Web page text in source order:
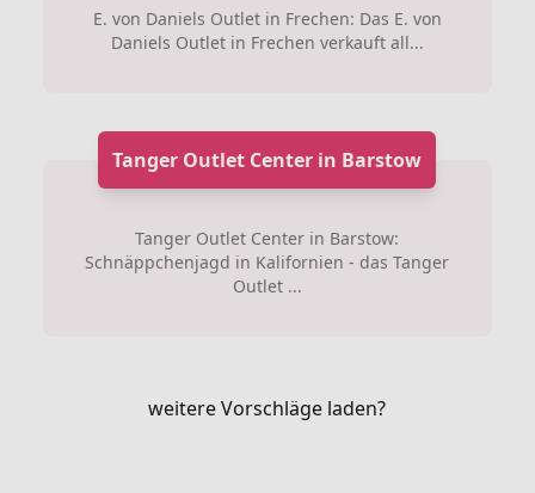
E. von Daniels Outlet in Frechen: Das E. von
Daniels Outlet in Frechen verkauft all...
Tanger Outlet Center in Barstow
Tanger Outlet Center in Barstow:
Schnäppchenjagd in Kalifornien - das Tanger
Outlet ...
weitere Vorschläge laden?